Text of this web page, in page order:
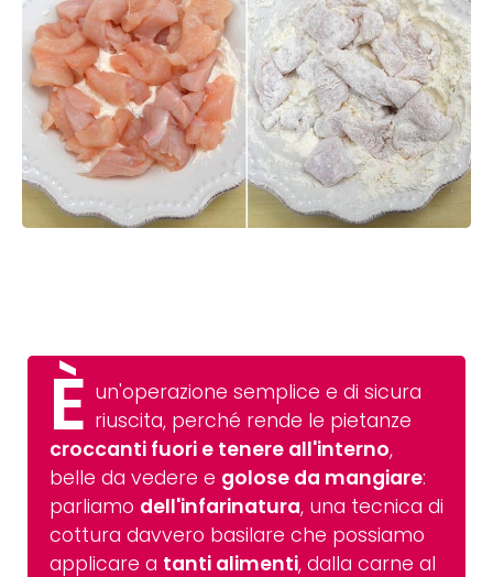
È un'operazione semplice e di sicura
riuscita, perché rende le pietanze
croccanti fuori e tenere all'interno,
belle da vedere e golose da mangiare:
parliamo dell'infarinatura, una tecnica di
cottura davvero basilare che possiamo
applicare a tanti alimenti, dalla carne al